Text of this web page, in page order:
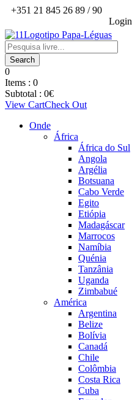
+351 21 845 26 89 / 90
Login
0
Items : 0
Subtotal : 0€
View CartCheck Out
Onde
África
África do Sul
Angola
Argélia
Botsuana
Cabo Verde
Egito
Etiópia
Madagáscar
Marrocos
Namíbia
Quénia
Tanzânia
Uganda
Zimbabué
América
Argentina
Belize
Bolívia
Canadá
Chile
Colômbia
Costa Rica
Cuba